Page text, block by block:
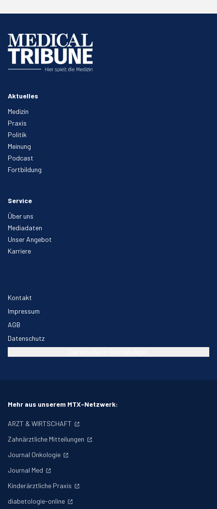
Aktuelles
Medizin
Praxis
Politik
Meinung
Podcast
Fortbildung
Service
Über uns
Mediadaten
Unser Angebot
Karriere
Kontakt
Impressum
AGB
Datenschutz
Mehr aus unserem MTX-Netzwerk:
ARZT & WIRTSCHAFT
Zahnärztliche Mitteilungen
Journal Onkologie
Journal Med
Kinderärztliche Praxis
diabetologie-online